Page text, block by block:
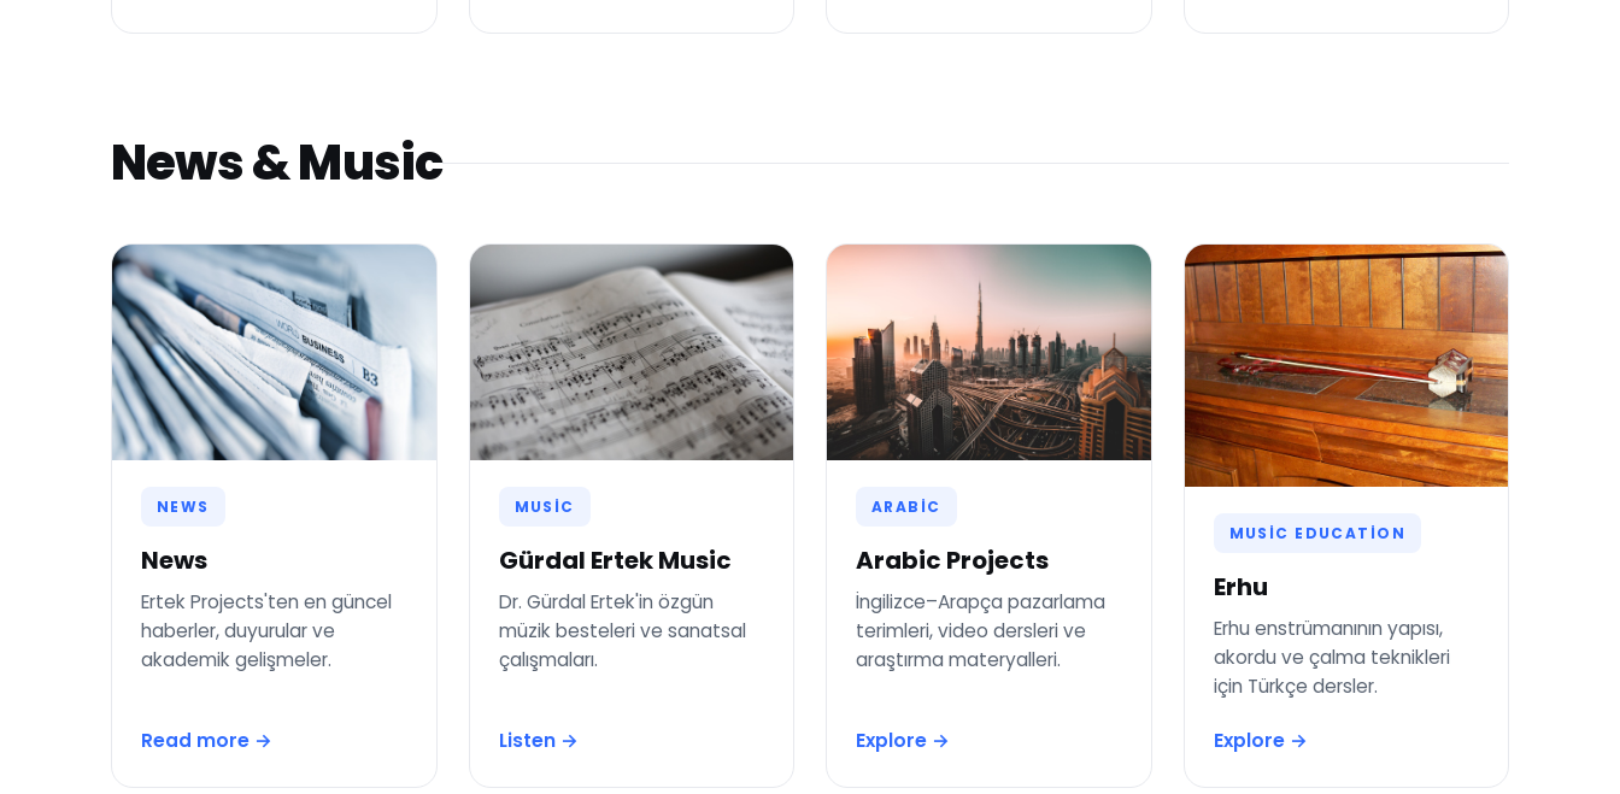
News & Music
NEWS
News
Ertek Projects'ten en güncel
haberler, duyurular ve
akademik gelişmeler.
Read more →
MUSIC
Gürdal Ertek Music
Dr. Gürdal Ertek'in özgün
müzik besteleri ve sanatsal
çalışmaları.
Listen →
ARABIC
Arabic Projects
İngilizce–Arapça pazarlama
terimleri, video dersleri ve
araştırma materyalleri.
Explore →
MUSIC EDUCATION
Erhu
Erhu enstrümanının yapısı,
akordu ve çalma teknikleri
için Türkçe dersler.
Explore →